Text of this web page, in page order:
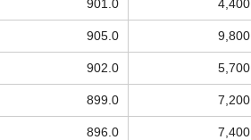
901.0 4,400
905.0 9,800
902.0 5,700
899.0 7,200
896.0 7,400